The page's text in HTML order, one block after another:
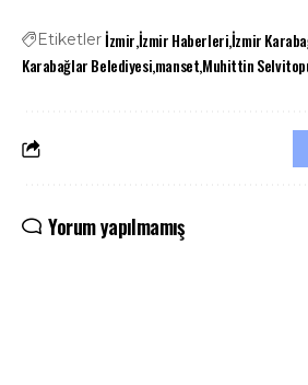
Etiketlerİzmirİzmir Haberleriİzmir
Karabağlar BelediyesimansetMuhittin
Yorum yapılmamış